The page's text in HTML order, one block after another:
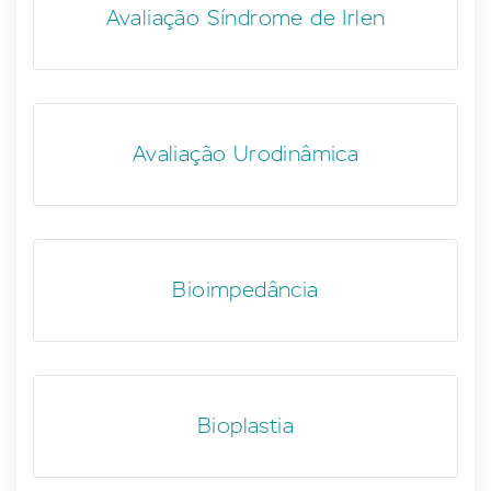
Avaliação Síndrome de Irlen
Avaliação Urodinâmica
Bioimpedância
Bioplastia